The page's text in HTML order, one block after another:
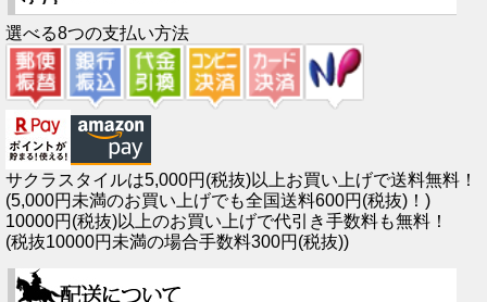
選べる8つの支払い方法
サクラスタイルは5,000円(税抜)以上お買い上げで送料無料！
(5,000円未満のお買い上げでも全国送料600円(税抜)！)
10000円(税抜)以上のお買い上げで代引き手数料も無料！
(税抜10000円未満の場合手数料300円(税抜))